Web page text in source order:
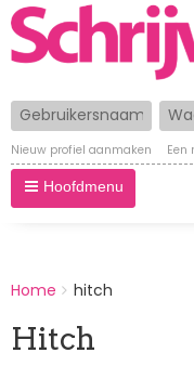
Gebruikersnaam
Nieuw profiel aanmaken Een
Hoofdmenu
BREADCRUMBS
You
here:
Home hitch
Hitch